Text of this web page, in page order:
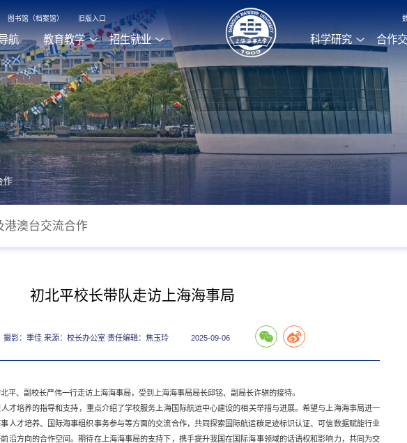
图书馆（档案馆） 旧版入口
航 教育教学 招生就业 科学研究 合作
作
港澳台交流合作
初北平校长带队走访上海海事局
摄影：季佳 来源：校长办公室 责任编辑：焦玉玲 2025-09-06
平、副校长严伟一行走访上海海事局，受到上海海事局局长邱铭、副局长许骐的接待。
才培养的指导和支持，重点介绍了学校服务上海国际航运中心建设的相关举措与进展。希望与上海海事局进一
人才培养、国际海事组织事务参与等方面的交流合作，共同探索国际航运碳足迹标识认证、可信数据赋能行业
沿方向的合作空间。期待在上海海事局的支持下，携手提升我国在国际海事领域的话语权和影响力，共同为交